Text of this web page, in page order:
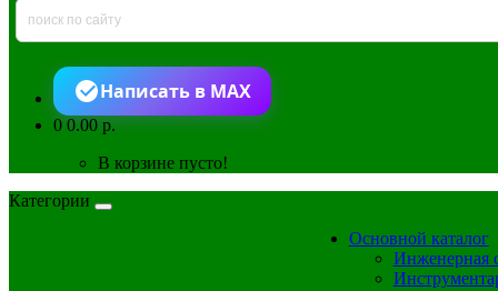
Написать в MAX
00.00 р.
В корзине пусто!
Категории
Основной каталог
Инженерная